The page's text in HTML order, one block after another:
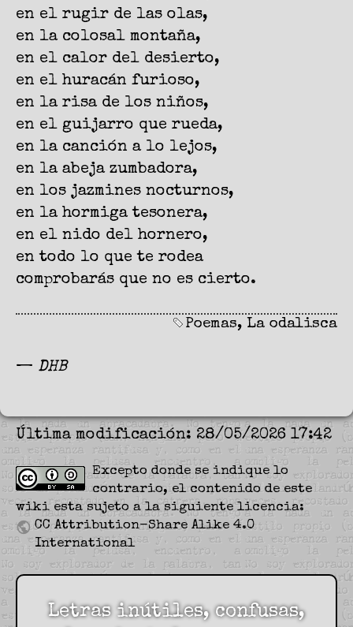
en el rugir de las olas,
en la colosal montaña,
en el calor del desierto,
en el huracán furioso,
en la risa de los niños,
en el guijarro que rueda,
en la canción a lo lejos,
en la abeja zumbadora,
en los jazmines nocturnos,
en la hormiga tesonera,
en el nido del hornero,
en todo lo que te rodea
comprobarás que no es cierto.
Poemas, La odalisca
— DHB
Última modificación: 28/05/2026 17:42
Excepto donde se indique lo
contrario, el contenido de este
wiki esta sujeto a la siguiente licencia:
CC Attribution-Share Alike 4.0
International
Letras inútiles, confusas,